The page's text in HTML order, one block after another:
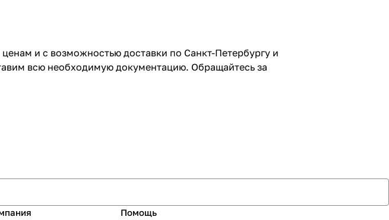
и с возможностью доставки по Санкт-Петербургу и
всю необходимую документацию. Обращайтесь за
Помощь